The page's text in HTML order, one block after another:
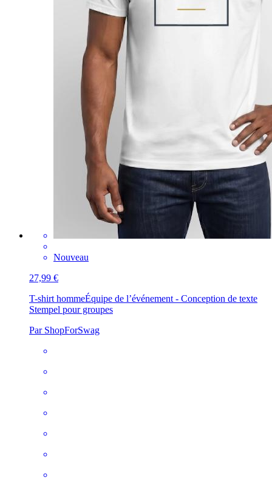
Nouveau
27,99 €
T-shirt hommeÉquipe de l’événement - Conception de texte
Stempel pour groupes
Par ShopForSwag